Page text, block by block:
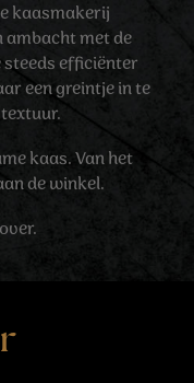
kaasmakerij
ambacht met de
efficiënter
een greintje in te
kaas. Van het
de winkel.